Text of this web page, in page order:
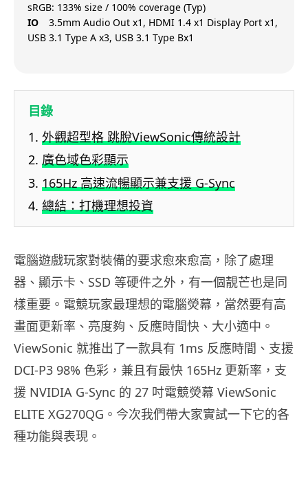
sRGB: 133% size / 100% coverage (Typ)
IO
3.5mm Audio Out x1, HDMI 1.4 x1 Display Port x1,
USB 3.1 Type A x3, USB 3.1 Type Bx1
目錄
外觀超型格 跳脫ViewSonic傳統設計
廣色域色彩顯示
165Hz 高速流暢顯示兼支援 G-Sync
總結：打機理想投資
電腦遊戲玩家對裝備的要求愈來愈高，除了處理
器、顯示卡、SSD 等硬件之外，有一個靚芒也是同
樣重要。電競玩家最理想的電腦熒幕，當然要有高
畫面更新率、亮度夠、反應時間快、大小適中。
ViewSonic 就推出了一款具有 1ms 反應時間、支援
DCI-P3 98% 色彩，兼且有最快 165Hz 更新率，支
援 NVIDIA G-Sync 的 27 吋電競熒幕 ViewSonic
ELITE XG270QG。今次我們帶大家實試一下它的各
種功能與表現。